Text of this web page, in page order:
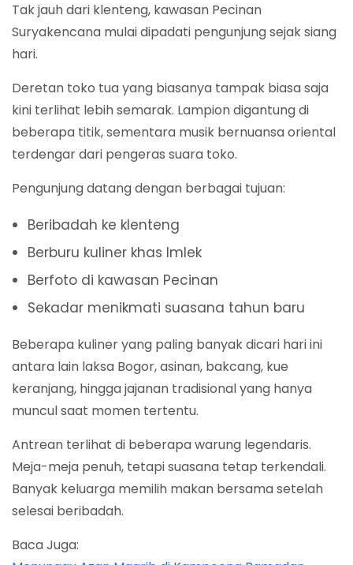
Tak jauh dari klenteng, kawasan Pecinan
Suryakencana mulai dipadati pengunjung sejak siang
hari.
Deretan toko tua yang biasanya tampak biasa saja
kini terlihat lebih semarak. Lampion digantung di
beberapa titik, sementara musik bernuansa oriental
terdengar dari pengeras suara toko.
Pengunjung datang dengan berbagai tujuan:
Beribadah ke klenteng
Berburu kuliner khas Imlek
Berfoto di kawasan Pecinan
Sekadar menikmati suasana tahun baru
Beberapa kuliner yang paling banyak dicari hari ini
antara lain laksa Bogor, asinan, bakcang, kue
keranjang, hingga jajanan tradisional yang hanya
muncul saat momen tertentu.
Antrean terlihat di beberapa warung legendaris.
Meja-meja penuh, tetapi suasana tetap terkendali.
Banyak keluarga memilih makan bersama setelah
selesai beribadah.
Baca Juga: